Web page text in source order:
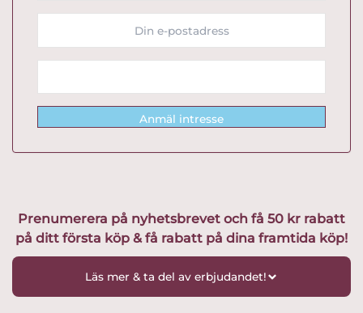
Anmäl intresse
Prenumerera på nyhetsbrevet och få 50 kr rabatt
på ditt första köp & få rabatt på dina framtida köp!
Läs mer & ta del av erbjudandet!